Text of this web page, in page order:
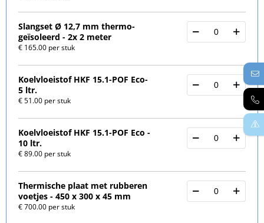
Slangset Ø 12,7 mm thermo-
geïsoleerd - 2x 2 meter
€ 165.00 per stuk
Koelvloeistof HKF 15.1-POF Eco-
5 ltr.
€ 51.00 per stuk
Koelvloeistof HKF 15.1-POF Eco -
10 ltr.
€ 89.00 per stuk
Thermische plaat met rubberen
voetjes - 450 x 300 x 45 mm
€ 700.00 per stuk